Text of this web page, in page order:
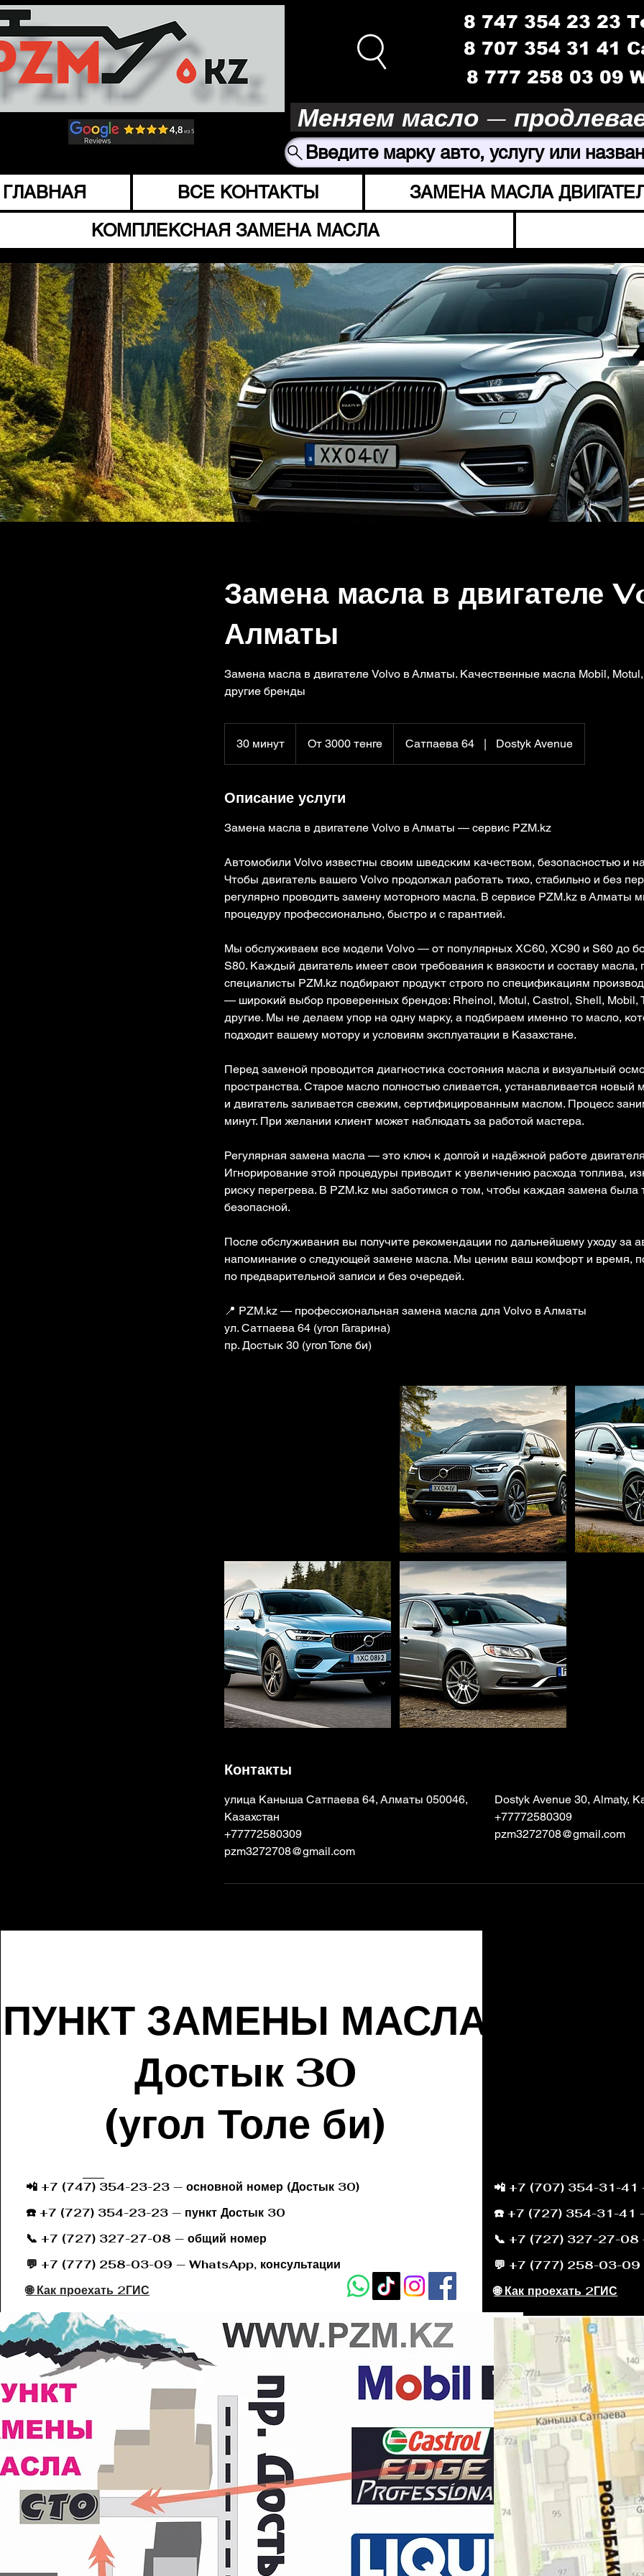
8 747 354 23 23
8 707 354 31 41
8 777 258 03 09
Меняем масло —
Введите марку авто, услугу или
ГЛАВНАЯ ВСЕ КОНТАКТЫ ЗАМЕНА МАСЛА
КОМПЛЕКСНАЯ ЗАМЕНА МАСЛА
Замена масла в двигателе
Алматы
Замена масла в двигателе Volvo в Алматы. Качественные масла Mobil, Motul,
другие бренды
30 минут
0
и
у
тенгеОт 3000 тенге Сатпаева 64 | Dostyk Avenue
Описание услуги
Замена масла в двигателе Volvo в Алматы — сервис PZM.kz
Автомобили Volvo известны своим шведским качеством, безопасностью и
Чтобы двигатель вашего Volvo продолжал работать тихо, стабильно и без
регулярно проводить замену моторного масла. В сервисе PZM.kz в Алматы
процедуру профессионально, быстро и с гарантией.
Мы обслуживаем все модели Volvo — от популярных XC60, XC90 и S60 до
S80. Каждый двигатель имеет свои требования к вязкости и составу масла,
специалисты PZM.kz подбирают продукт строго по спецификациям
— широкий выбор проверенных брендов: Rheinol, Motul, Castrol, Shell, Mobil,
другие. Мы не делаем упор на одну марку, а подбираем именно то масло,
подходит вашему мотору и условиям эксплуатации в Казахстане.
Перед заменой проводится диагностика состояния масла и визуальный
пространства. Старое масло полностью сливается, устанавливается новый
и двигатель заливается свежим, сертифицированным маслом. Процесс
минут. При желании клиент может наблюдать за работой мастера.
Регулярная замена масла — это ключ к долгой и надёжной работе
Игнорирование этой процедуры приводит к увеличению расхода топлива,
риску перегрева. В PZM.kz мы заботимся о том, чтобы каждая замена была
безопасной.
После обслуживания вы получите рекомендации по дальнейшему уходу за
напоминание о следующей замене масла. Мы ценим ваш комфорт и время,
по предварительной записи и без очередей.
📍 PZM.kz — профессиональная замена масла для Volvo в Алматы
ул. Сатпаева 64 (угол Гагарина)
пр. Достык 30 (угол Толе би)
Контакты
улица Каныша Сатпаева 64, Алматы 050046,
Казахстан
+77772580309
pzm3272708@gmail.com
Dostyk Avenue 30, Almaty,
+77772580309
pzm3272708@gmail.com
ПУНКТ ЗАМЕНЫ МАСЛА
Достык 30
(угол Толе би)
📲 +7 (747) 354-23-23 — основной номер (Достык 30)
☎️ +7 (727) 354-23-23 — пункт Достык 30
📞 +7 (727) 327-27-08 — общий номер
💬 +7 (777) 258-03-09 — WhatsApp, консультации
🌐 Как проехать 2ГИС
📲 +7 (707) 354-31-41
☎️ +7 (727) 354-31-41 —
📞 +7 (727) 327-27-08
💬 +7 (777) 258-03-09
🌐 Как проехать 2ГИС